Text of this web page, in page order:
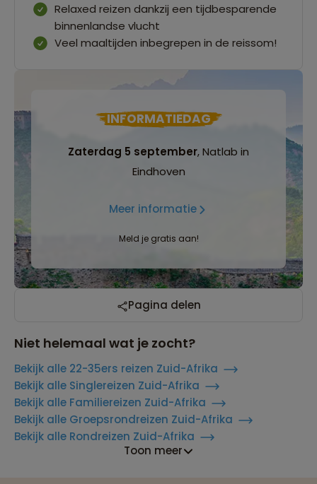
Relaxed reizen dankzij een tijdbesparende
binnenlandse vlucht
Veel maaltijden inbegrepen in de reissom!
INFORMATIEDAG
Zaterdag 5 september, Natlab in
Eindhoven
Meer informatie
Meld je gratis aan!
Pagina delen
Niet helemaal wat je zocht?
Bekijk alle 22-35ers reizen Zuid-Afrika
Bekijk alle Singlereizen Zuid-Afrika
Bekijk alle Familiereizen Zuid-Afrika
Bekijk alle Groepsrondreizen Zuid-Afrika
Bekijk alle Rondreizen Zuid-Afrika
Toon meer
Reizen met oog voor mens, cultuur en milieu